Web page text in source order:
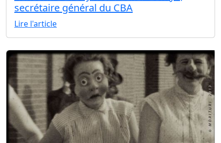
secrétaire général du CBA
Lire l'article